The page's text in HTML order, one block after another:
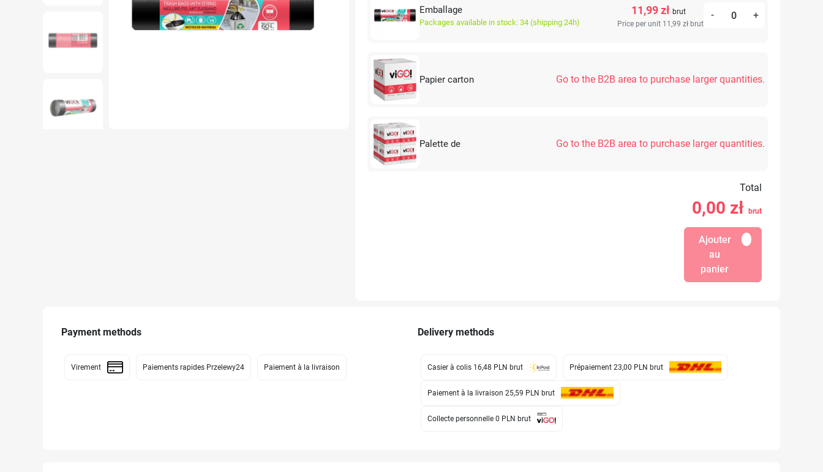
Emballage
Packages available in stock: 34 (shipping 24h)
11,99 złbrut
Price per unit 11,99 zł brut
- +
Papier carton Go to the B2B area to purchase larger quantities.
Palette de Go to the B2B area to purchase larger quantities.
Total
0,00 zł brut
Ajouter
au
panier
Payment methods
Virement Paiements rapides Przelewy24 Paiement à la livraison
Delivery methods
Casier à colis 16,48 PLN brut Prépaiement 23,00 PLN brut
Paiement à la livraison 25,59 PLN brut
Collecte personnelle 0 PLN brut